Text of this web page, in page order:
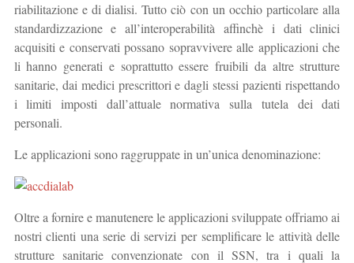
riabilitazione e di dialisi. Tutto ciò con un occhio particolare alla
standardizzazione e all’interoperabilità affinchè i dati clinici
acquisiti e conservati possano sopravvivere alle applicazioni che
li hanno generati e soprattutto essere fruibili da altre strutture
sanitarie, dai medici prescrittori e dagli stessi pazienti rispettando
i limiti imposti dall’attuale normativa sulla tutela dei dati
personali.
Le applicazioni sono raggruppate in un’unica denominazione:
Oltre a fornire e manutenere le applicazioni sviluppate offriamo ai
nostri clienti una serie di servizi per semplificare le attività delle
strutture sanitarie convenzionate con il SSN, tra i quali la